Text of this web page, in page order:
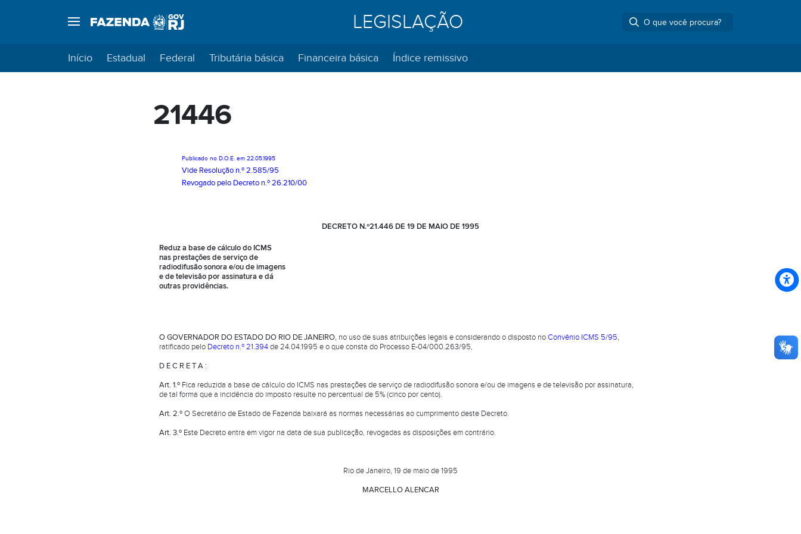
LEGISLAÇÃO
Início Estadual Federal Tributária básica Financeira básica Índice remissivo
21446
Publicado no D.O.E. em 22.05.1995
Vide Resolução n.º 2.585/95
Revogado pelo Decreto n.º 26.210/00
DECRETO N.º21.446 DE 19 DE MAIO DE 1995
Reduz a base de cálculo do ICMS
nas prestações de serviço de
radiodifusão sonora e/ou de imagens
e de televisão por assinatura e dá
outras providências.
O GOVERNADOR DO ESTADO DO RIO DE JANEIRO,no uso de suas atribuições legais e considerando o disposto noConvênio ICMS 5/95,
ratificado pelo Decreto n.º 21.394de 24.04.1995 e o que consta do Processo E-04/000.263/95,
D E C R E T A :
Art. 1.º Fica reduzida a base de cálculo do ICMS nas prestações de serviço de radiodifusão sonora e/ou de imagens e de televisão por assinatura,
de tal forma que a incidência do imposto resulte no percentual de 5% (cinco por cento).
Art. 2.ºO Secretário de Estado de Fazenda baixará as normas necessárias ao cumprimento deste Decreto.
Art. 3.º Este Decreto entra em vigor na data de sua publicação, revogadas as disposições em contrário.
Rio de Janeiro, 19 de maio de 1995
MARCELLO ALENCAR